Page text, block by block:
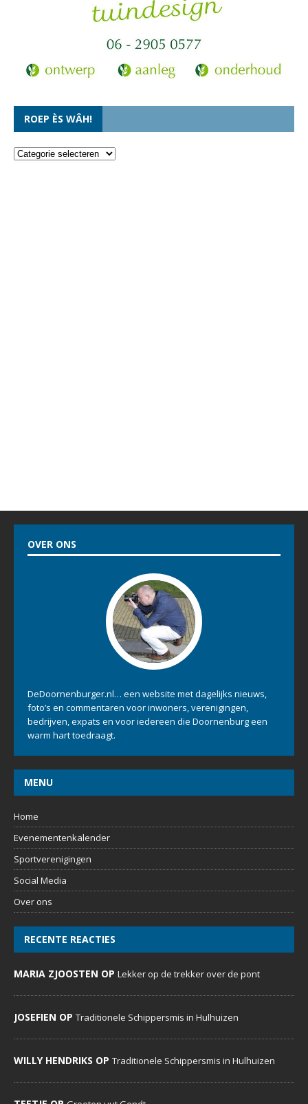
DeDoornenburger.nl… een website met dagelijks nieuws,
foto’s en commentaren voor inwoners, verenigingen,
bedrijven, expats en voor iedereen die Doornenburg een
MENU
Home
Sportverenigingen
Social Media
Over ons
RECENTE REACTIES
MARIA ZJOOSTEN OPLekker op de trekker over de pont
JOSEFIEN OPTraditionele Schippersmis in Hulhuizen
WILLY HENDRIKS OPTraditionele Schippersmis in Hulhuizen
TEETJE OPGroeten uut Gendt
WIL KOERNTJES OPHonderd jaar Bakkerij van Kol